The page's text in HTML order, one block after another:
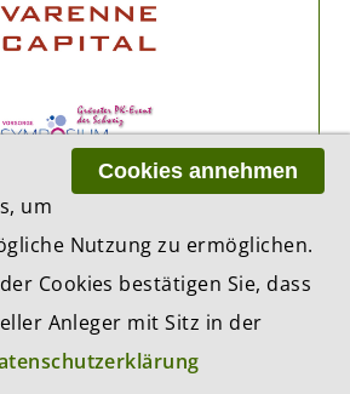
Cookies annehmen
um
Nutzung zu ermöglichen.
Cookies bestätigen Sie, dass
Anleger mit Sitz in der